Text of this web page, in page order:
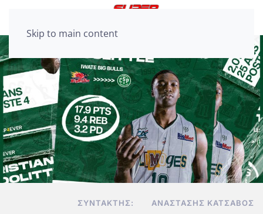
Skip to main content
ΣΥΝΤΆΚΤΗΣ: ΑΝΑΣΤΆΣΗΣ ΚΑΤΣΑΒΌΣ